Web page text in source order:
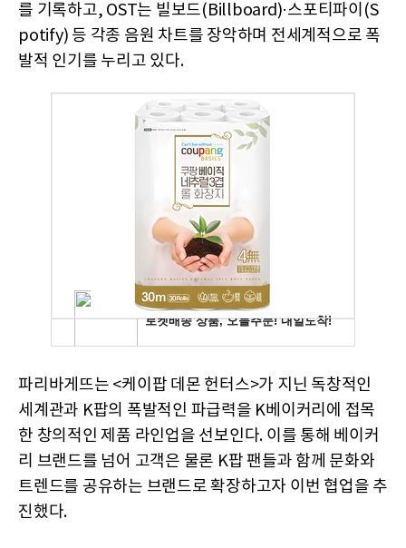
를 기록하고, OST는 빌보드(Billboard)·스포티파이(S
potify) 등 각종 음원 차트를 장악하며 전세계적으로 폭
발적 인기를 누리고 있다.
파리바게뜨는 <케이팝 데몬 헌터스>가 지닌 독창적인
세계관과 K팝의 폭발적인 파급력을 K베이커리에 접목
한 창의적인 제품 라인업을 선보인다. 이를 통해 베이커
리 브랜드를 넘어 고객은 물론 K팝 팬들과 함께 문화와
트렌드를 공유하는 브랜드로 확장하고자 이번 협업을 추
진했다.